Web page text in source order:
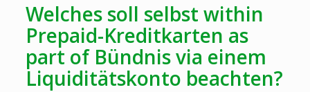
Welches soll selbst within
Prepaid-Kreditkarten as
part of Bündnis via einem
Liquiditätskonto beachten?